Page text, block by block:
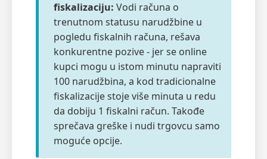
fiskalizaciju: Vodi računa o
trenutnom statusu narudžbine u
pogledu fiskalnih računa, rešava
konkurentne pozive - jer se online
kupci mogu u istom minutu napraviti
100 narudžbina, a kod tradicionalne
fiskalizacije stoje više minuta u redu
da dobiju 1 fiskalni račun. Takođe
sprečava greške i nudi trgovcu samo
moguće opcije.